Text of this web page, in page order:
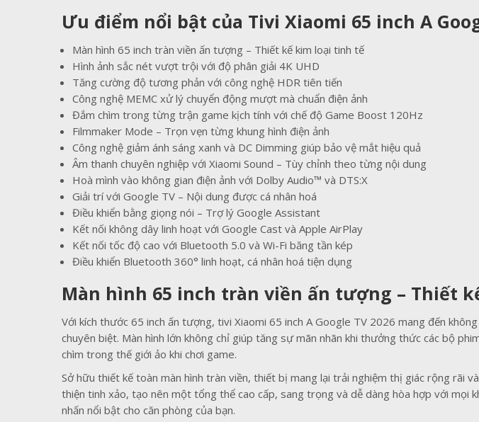
Ưu điểm nổi bật của Tivi Xiaomi 65 inch A
Màn hình 65 inch tràn viền ấn tượng – Thiết kế kim loại tinh tế
Hình ảnh sắc nét vượt trội với độ phân giải 4K UHD
Tăng cường độ tương phản với công nghệ HDR tiên tiến
Công nghệ MEMC xử lý chuyển động mượt mà chuẩn điện ảnh
Đắm chìm trong từng trận game kịch tính với chế độ Game Boost 120Hz
Filmmaker Mode – Trọn vẹn từng khung hình điện ảnh
Công nghệ giảm ánh sáng xanh và DC Dimming giúp bảo vệ mắt hiệu quả
Âm thanh chuyên nghiệp với Xiaomi Sound – Tùy chỉnh theo từng nội dung
Hoà mình vào không gian điện ảnh với Dolby Audio™ và DTS:X
Giải trí với Google TV – Nội dung được cá nhân hoá
Điều khiển bằng giọng nói – Trợ lý Google Assistant
Kết nối không dây linh hoạt với Google Cast và Apple AirPlay
Kết nối tốc độ cao với Bluetooth 5.0 và Wi-Fi băng tần kép
Điều khiển Bluetooth 360° linh hoạt, cá nhân hoá tiện dụng
Màn hình 65 inch tràn viền ấn tượng – Thiết
Với kích thước 65 inch ấn tượng, tivi Xiaomi 65 inch A Google TV 2026 mang đến
chuyên biệt. Màn hình lớn không chỉ giúp tăng sự mãn nhãn khi thưởng thức các bộ
chìm trong thế giới ảo khi chơi game.
Sở hữu thiết kế toàn màn hình tràn viền, thiết bị mang lại trải nghiệm thị giác rộng rãi
thiện tinh xảo, tạo nên một tổng thể cao cấp, sang trọng và dễ dàng hòa hợp với
nhấn nổi bật cho căn phòng của bạn.